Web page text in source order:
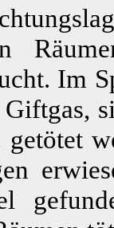
Im
getötet